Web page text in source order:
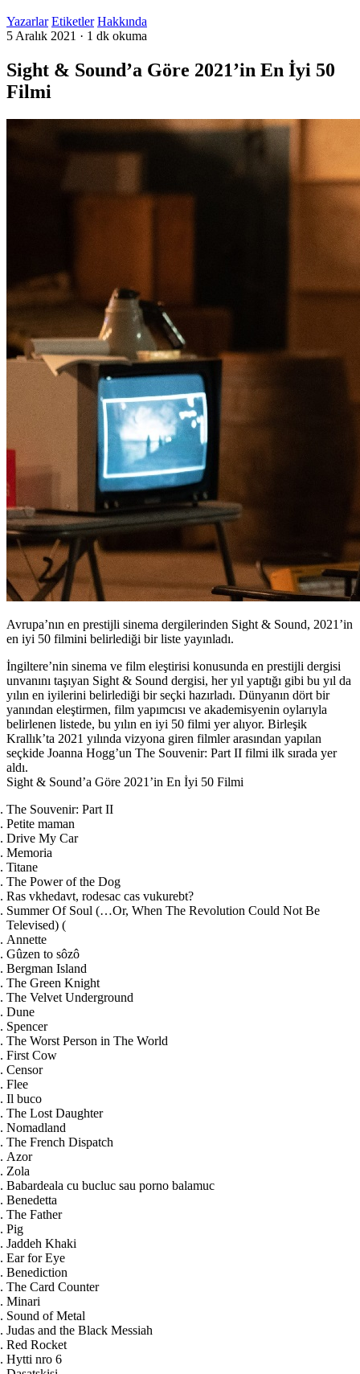
Yazarlar Etiketler Hakkında
5 Aralık 2021 · 1 dk okuma
Sight & Sound’a Göre 2021’in En İyi 50
Filmi
Avrupa’nın en prestijli sinema dergilerinden Sight & Sound, 2021’in
en iyi 50 filmini belirlediği bir liste yayınladı.
İngiltere’nin sinema ve film eleştirisi konusunda en prestijli dergisi
unvanını taşıyan Sight & Sound dergisi, her yıl yaptığı gibi bu yıl da
yılın en iyilerini belirlediği bir seçki hazırladı. Dünyanın dört bir
yanından eleştirmen, film yapımcısı ve akademisyenin oylarıyla
belirlenen listede, bu yılın en iyi 50 filmi yer alıyor. Birleşik
Krallık’ta 2021 yılında vizyona giren filmler arasından yapılan
seçkide Joanna Hogg’un The Souvenir: Part II filmi ilk sırada yer
aldı.
Sight & Sound’a Göre 2021’in En İyi 50 Filmi
The Souvenir: Part II
Petite maman
Drive My Car
Memoria
Titane
The Power of the Dog
Ras vkhedavt, rodesac cas vukurebt?
Summer Of Soul (…Or, When The Revolution Could Not Be
Televised) (
Annette
Gûzen to sôzô
Bergman Island
The Green Knight
The Velvet Underground
Dune
Spencer
The Worst Person in The World
First Cow
Censor
Flee
Il buco
The Lost Daughter
Nomadland
The French Dispatch
Azor
Zola
Babardeala cu bucluc sau porno balamuc
Benedetta
The Father
Pig
Jaddeh Khaki
Ear for Eye
Benediction
The Card Counter
Minari
Sound of Metal
Judas and the Black Messiah
Red Rocket
Hytti nro 6